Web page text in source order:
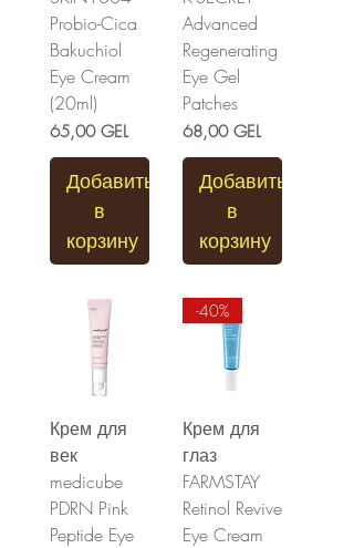
Probio-Cica
Bakuchiol
Eye Cream
(20ml)
Цена
65,00 GEL
Добавить
в
корзину
Advanced
Regenerating
Eye Gel
Patches
Цена
68,00 GEL
Добавить
в
корзину
Крем для
век
medicube
PDRN Pink
Peptide Eye
-40%
Крем для
глаз
FARMSTAY
Retinol Revive
Eye Cream